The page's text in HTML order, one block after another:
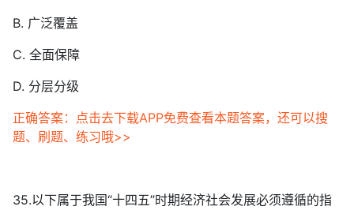
B. 广泛覆盖
C. 全面保障
D. 分层分级
正确答案：点击去下载APP免费查看本题答案，还可以搜
题、刷题、练习哦>>
35.以下属于我国“十四五”时期经济社会发展必须遵循的指